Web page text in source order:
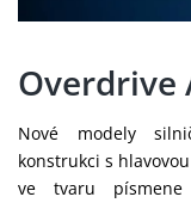
Overdrive
Nové modely
konstrukci s
ve tvaru písmene